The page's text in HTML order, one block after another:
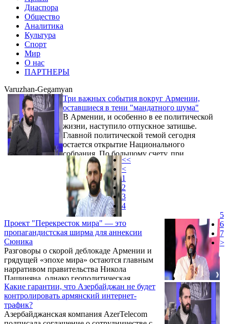
Диаспора
Общество
Аналитика
Культура
Спорт
Мир
О нас
ПАРТНЕРЫ
Varuzhan-Gegamyan
Три важных события вокруг Армении,
оставшиеся в тени "мандатного шума"
В Армении, и особенно в ее политической
жизни, наступило отпускное затишье.
Главной политической темой сегодня
остается открытие Национального
собрания. По большому счету, при
сохранении нынешних тенденций и
методов работы оно вряд ли окажет
существенное влияние на процессы,
происходящие за пределами парламентских
стен.
Проект "Перекресток мира" — это
пропагандистская ширма для аннексии
Сюника
Разговоры о скорой деблокаде Армении и
грядущей «эпохе мира» остаются главным
нарративом правительства Никола
Пашиняна, однако геополитическая
реальность свидетельствует о совершенно
обратном. Анкара и Баку и не скрывают,
что их стратегическая цель – отторжение
Сюника и превращение Армении в
Какие гарантии, что Азербайджан не будет
контролировать армянский интернет-
трафик?
Азербайджанская компания AzerTelecom
<<
<
1
2
3
4
5
6
7
>